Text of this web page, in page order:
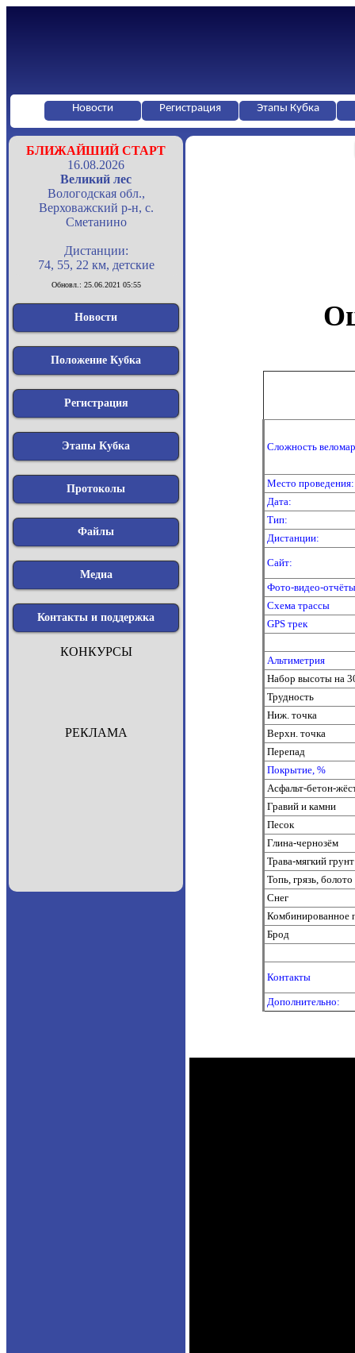
Новости Регистрация Этапы Кубка
БЛИЖАЙШИЙ СТАРТ
16.08.2026
Великий лес
Вологодская обл.,
Верховажский р-н, с.
Сметанино
Дистанции:
74, 55, 22 км, детские
Обновл.: 25.06.2021 05:55
Новости
Положение Кубка
Регистрация
Этапы Кубка
Протоколы
Файлы
Медиа
Контакты и поддержка
КОНКУРСЫ
РЕКЛАМА
Сложность
Место проведения:
Дата:
Тип:
Дистанции:
Сайт:
Фото-видео-
Схема трассы
GPS трек
Альтиметрия
Набор высоты на
Трудность
Ниж. точка
Верхн. точка
Перепад
Покрытие, %
Асфальт-бетон-
Гравий и камни
Песок
Глина-чернозём
Трава-мягкий грунт
Топь, грязь, болото
Снег
Комбинированное
Брод
Контакты
Дополнительно: